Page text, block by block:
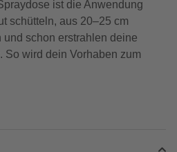
ist die Anwendung
schütteln, aus 20–25 cm
und schon erstrahlen deine
So wird dein Vorhaben zum